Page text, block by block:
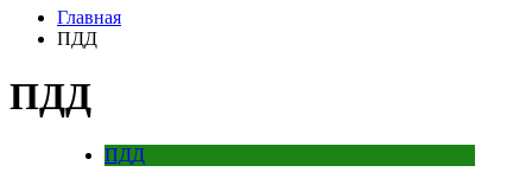
Главная
ПДД
ПДД
ПДД